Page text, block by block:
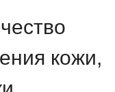
кожи,